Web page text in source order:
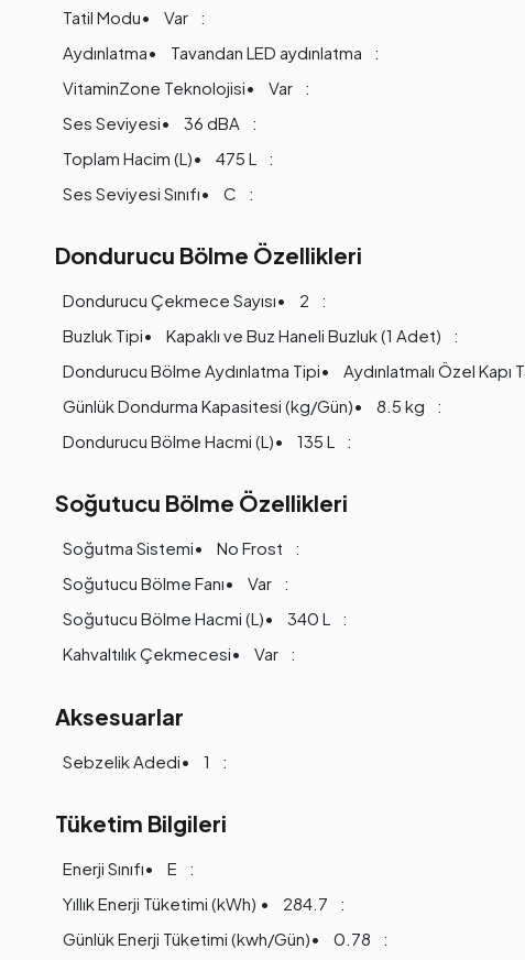
Tatil Modu
Var
Aydınlatma
Tavandan LED aydınlatma
VitaminZone Teknolojisi
Var
Ses Seviyesi
36 dBA
Toplam Hacim (L)
475 L
Ses Seviyesi Sınıfı
C
Dondurucu Bölme Özellikleri
Dondurucu Çekmece Sayısı
2
Buzluk Tipi
Kapaklı ve Buz Haneli Buzluk (1 Adet)
Dondurucu Bölme Aydınlatma Tipi
Aydınlatmalı Özel Kapı
Günlük Dondurma Kapasitesi (kg/Gün)
8.5 kg
Dondurucu Bölme Hacmi (L)
135 L
Soğutucu Bölme Özellikleri
Soğutma Sistemi
No Frost
Soğutucu Bölme Fanı
Var
Soğutucu Bölme Hacmi (L)
340 L
Kahvaltılık Çekmecesi
Var
Aksesuarlar
Sebzelik Adedi 1
Tüketim Bilgileri
Enerji Sınıfı
E
Yıllık Enerji Tüketimi (kWh)
284.7
Günlük Enerji Tüketimi (kwh/Gün)
0.78